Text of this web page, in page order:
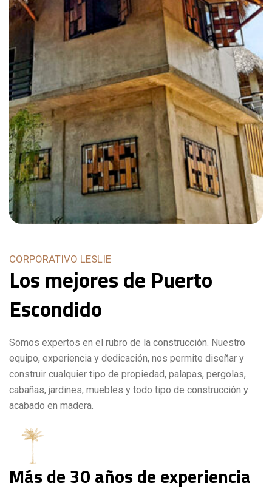
CORPORATIVO LESLIE
Los mejoresde Puerto
Escondido
Somos expertos en el rubro de la construcción. Nuestro
equipo, experiencia y dedicación, nos permite diseñar y
construir cualquier tipo de propiedad, palapas, pergolas,
cabañas, jardines, muebles y todo tipo de construcción y
acabado en madera.
Más de 30 años de experiencia